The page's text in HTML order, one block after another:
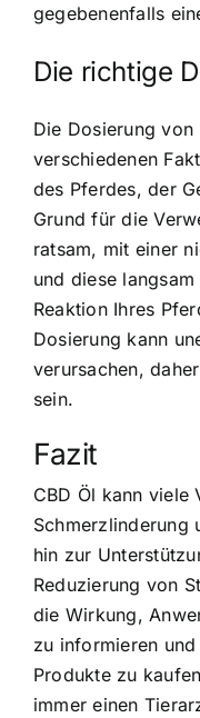
gegebenenfalls
Die richtige
Die Dosierung
verschiedenen
des Pferdes, der
Grund für die
ratsam, mit einer
und diese
Reaktion Ihres
Dosierung kann
verursachen,
sein.
Fazit
CBD Öl kann viele
Schmerzlinderung
hin zur
Reduzierung von
die Wirkung,
zu informieren
Produkte zu
immer einen